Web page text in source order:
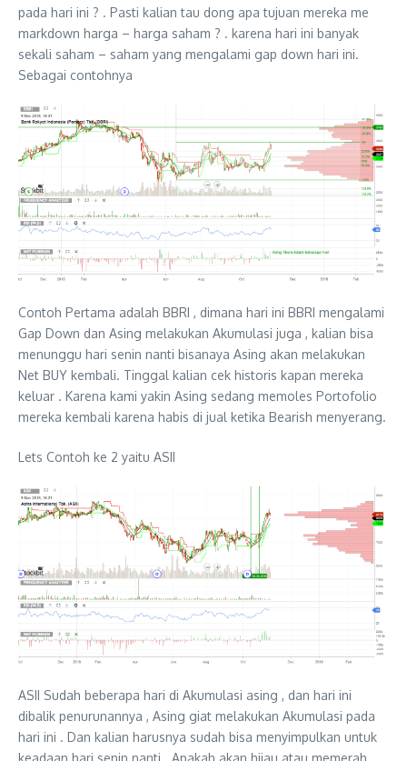
pada hari ini ? . Pasti kalian tau dong apa tujuan mereka me
markdown harga – harga saham ? . karena hari ini banyak
sekali saham – saham yang mengalami gap down hari ini.
Sebagai contohnya
Contoh Pertama adalah BBRI , dimana hari ini BBRI mengalami
Gap Down dan Asing melakukan Akumulasi juga , kalian bisa
menunggu hari senin nanti bisanaya Asing akan melakukan
Net BUY kembali. Tinggal kalian cek historis kapan mereka
keluar . Karena kami yakin Asing sedang memoles Portofolio
mereka kembali karena habis di jual ketika Bearish menyerang.
Lets Contoh ke 2 yaitu ASII
ASII Sudah beberapa hari di Akumulasi asing , dan hari ini
dibalik penurunannya , Asing giat melakukan Akumulasi pada
hari ini . Dan kalian harusnya sudah bisa menyimpulkan untuk
keadaan hari senin nanti . Apakah akan hijau atau memerah.